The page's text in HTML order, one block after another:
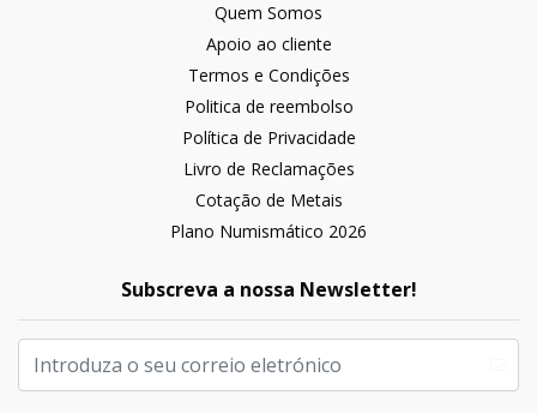
Quem Somos
Apoio ao cliente
Termos e Condições
Politica de reembolso
Política de Privacidade
Livro de Reclamações
Cotação de Metais
Plano Numismático 2026
Subscreva a nossa Newsletter!